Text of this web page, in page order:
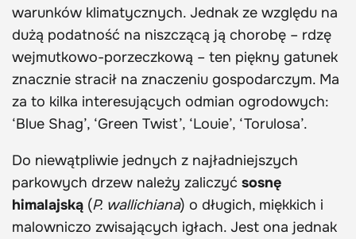
warunków klimatycznych. Jednak ze względu na
dużą podatność na niszczącą ją chorobę – rdzę
wejmutkowo-porzeczkową – ten piękny gatunek
znacznie stracił na znaczeniu gospodarczym. Ma
za to kilka interesujących odmian ogrodowych:
‘Blue Shag’, ‘Green Twist’, ‘Louie’, ‘Torulosa’.
Do niewątpliwie jednych z najładniejszych
parkowych drzew należy zaliczyć sosnę
himalajską (P. wallichiana) o długich, miękkich i
malowniczo zwisających igłach. Jest ona jednak